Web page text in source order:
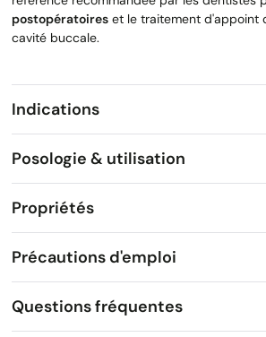
postopératoires et le traitement d'appoint
cavité buccale.
Indications
Posologie & utilisation
Propriétés
Précautions d'emploi
Questions fréquentes